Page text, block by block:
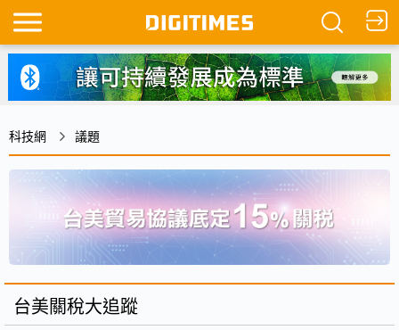
科技網 議題
台美關稅大追蹤